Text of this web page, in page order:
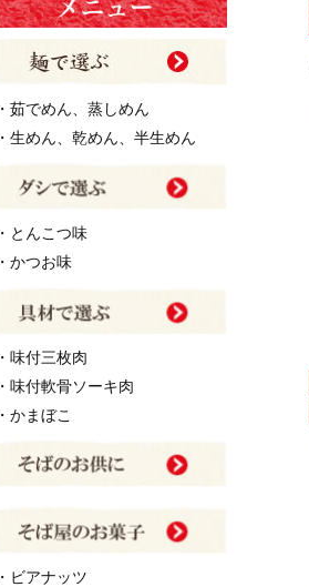
・茹でめん、蒸しめん
・生めん、乾めん、半生めん
・とんこつ味
・かつお味
・味付三枚肉
・味付軟骨ソーキ肉
・かまぼこ
・ビアナッツ